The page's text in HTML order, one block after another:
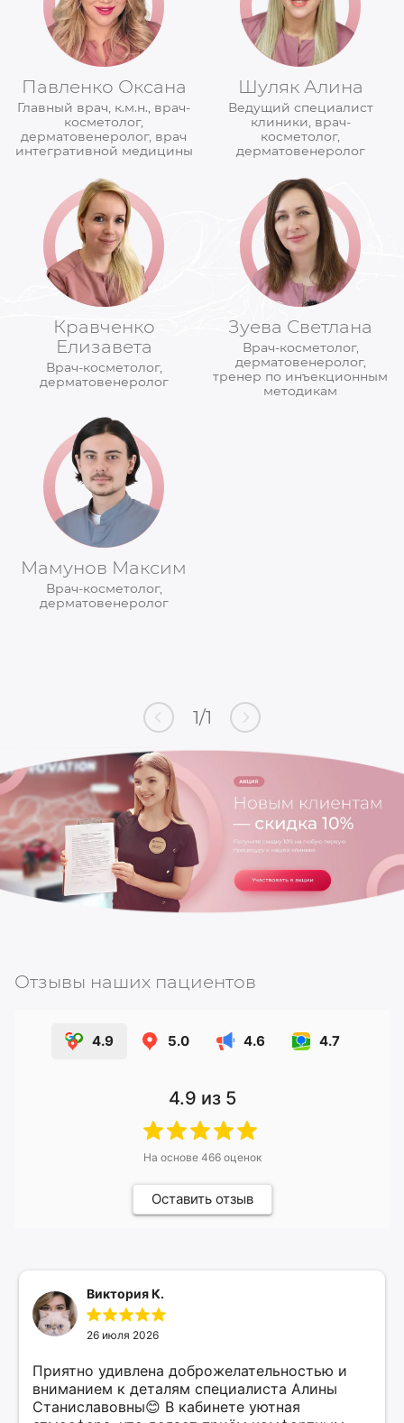
Павленко Оксана
Главный врач, к.м.н., врач-
косметолог,
дерматовенеролог, врач
интегративной медицины
Шуляк Алина
Ведущий специалист
клиники, врач-
косметолог,
дерматовенеролог
Кравченко
Елизавета
Врач-косметолог,
дерматовенеролог
Зуева Светлана
Врач-косметолог,
дерматовенеролог,
тренер по инъекционным
методикам
Мамунов Максим
Врач-косметолог,
дерматовенеролог
1/1
Отзывы наших пациентов
4.9 5.0 4.6 4.7
4.9 из 5
На основе 466оценок
Оставить отзыв
Виктория К.
26 июля 2026
Приятно удивлена доброжелательностью и
вниманием к деталям специалиста Алины
Станиславовны😊 В кабинете уютная